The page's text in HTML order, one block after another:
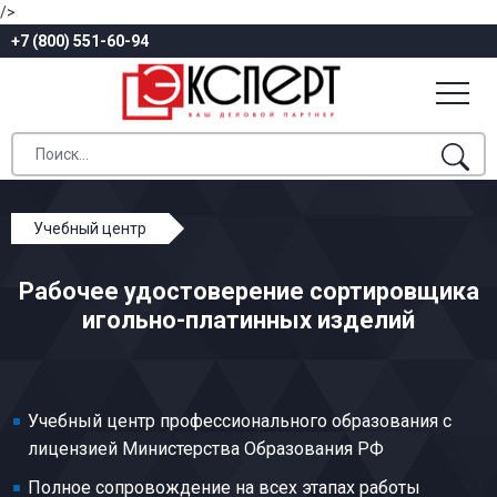
/>
+7 (800) 551-60-94
Учебный центр
Игольное производство
Сортировщик игольно-платинных изделий
Рабочее удостоверение сортировщика
игольно-платинных изделий
Учебный центр профессионального образования с
лицензией Министерства Образования РФ
Полное сопровождение на всех этапах работы